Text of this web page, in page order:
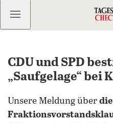
Kostenlos anmelden
CDU und SPD
„Saufgelage“ bei
Unsere Meldung über